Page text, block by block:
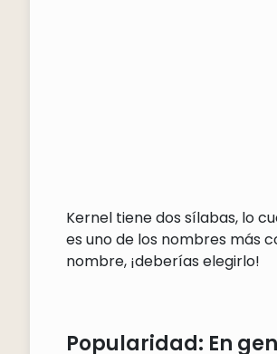
Kernel tiene dos sílabas, lo
es uno de los nombres más
nombre, ¡deberías elegirlo!
Popularidad: En